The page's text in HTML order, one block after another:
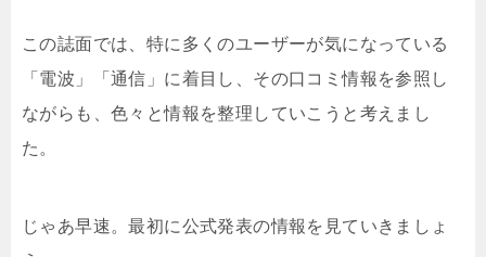
この誌面では、特に多くのユーザーが気になっている
「電波」「通信」に着目し、その口コミ情報を参照し
ながらも、色々と情報を整理していこうと考えまし
た。
じゃあ早速。最初に公式発表の情報を見ていきましょ